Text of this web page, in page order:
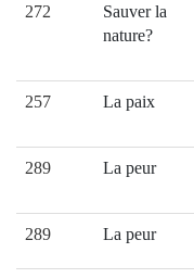
272
Sauver la
nature?
257 La paix
289 La peur
289 La peur